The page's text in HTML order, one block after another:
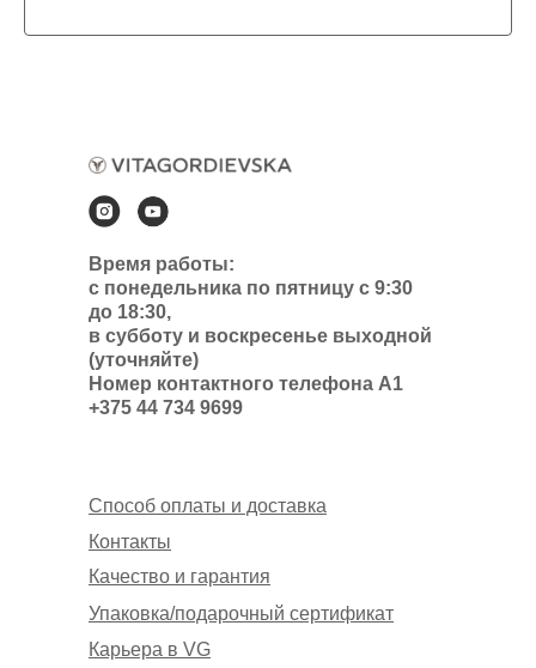
Время работы:
с понедельника по пятницу с 9:30
до 18:30,
в субботу и воскресенье выходной
(уточняйте)
Номер контактного телефона А1
+375 44 734 9699
Способ оплаты и доставка
Контакты
Упаковка/подарочный сертификат
Карьера в VG
Качество и гарантия